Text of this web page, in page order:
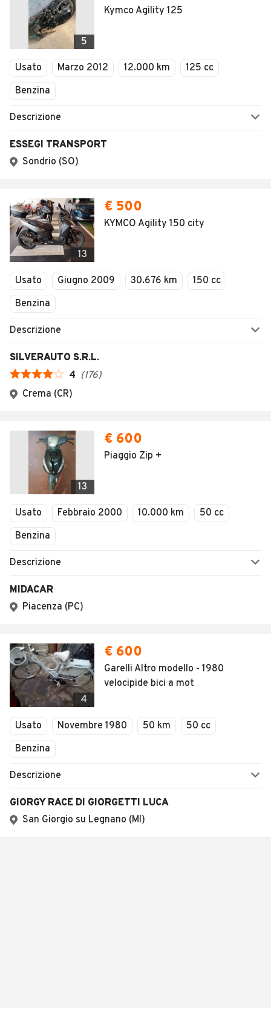
5
Kymco Agility 125
Usato Marzo 2012 12.000 km
125 cc
Benzina
Descrizione
ESSEGI TRANSPORT
Sondrio (SO)
13
€ 500
KYMCO Agility 150 city
Usato Giugno 2009 30.676 km
150 cc
Benzina
Descrizione
SILVERAUTO S.R.L.
4 (176)
Crema (CR)
13
€ 600
Piaggio Zip +
Usato Febbraio 2000 10.000 km
50 cc
Benzina
Descrizione
MIDACAR
Piacenza (PC)
4
€ 600
Garelli Altro modello - 1980
velocipide bici a mot
Usato Novembre 1980 50 km
50 cc
Benzina
Descrizione
GIORGY RACE DI GIORGETTI LUCA
San Giorgio su Legnano (MI)